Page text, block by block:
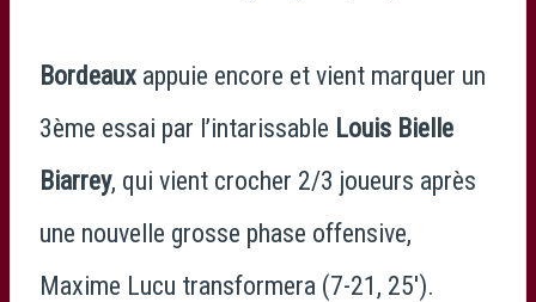
Bordeaux appuie encore et vient marquer un
3ème essai par l’intarissable Louis Bielle
Biarrey, qui vient crocher 2/3 joueurs après
une nouvelle grosse phase offensive,
Maxime Lucu transformera (7-21, 25′).